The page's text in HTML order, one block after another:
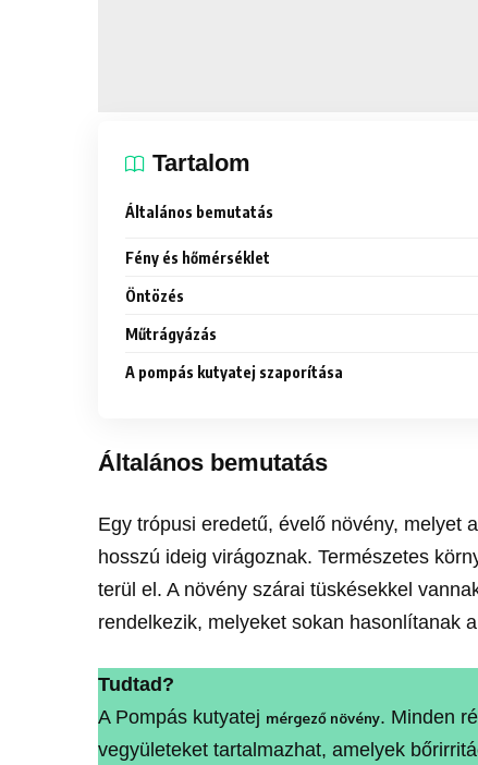
Tartalom
Általános bemutatás
Fény és hőmérséklet
Öntözés
Műtrágyázás
A pompás kutyatej szaporítása
Általános bemutatás
Egy trópusi eredetű, évelő növény, melyet
hosszú ideig virágoznak. Természetes
terül el. A növény szárai tüskésekkel
rendelkezik, melyeket sokan hasonlítanak
Tudtad?
A Pompás kutyatej mérgező növény. Minden
vegyületeket tartalmazhat, amelyek